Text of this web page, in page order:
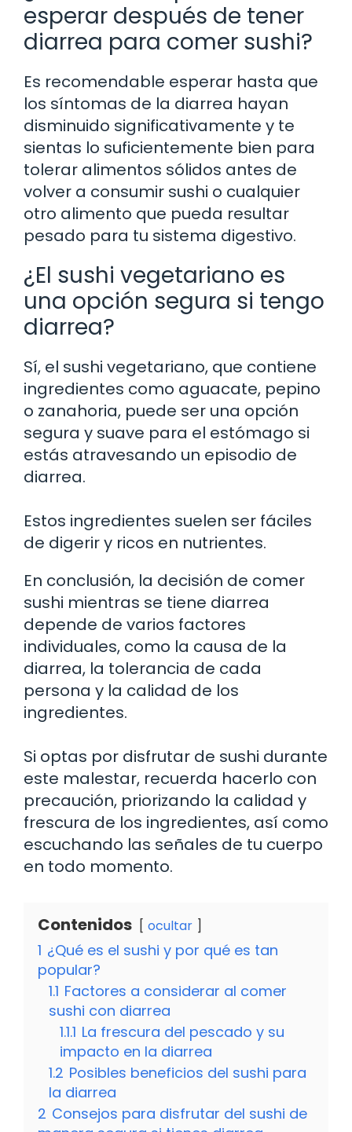
esperar después de tener
diarrea para comer sushi?
Es recomendable esperar hasta que
los síntomas de la diarrea hayan
disminuido significativamente y te
sientas lo suficientemente bien para
tolerar alimentos sólidos antes de
volver a consumir sushi o cualquier
otro alimento que pueda resultar
pesado para tu sistema digestivo.
¿El sushi vegetariano es
una opción segura si tengo
diarrea?
Sí, el sushi vegetariano, que contiene
ingredientes como aguacate, pepino
o zanahoria, puede ser una opción
segura y suave para el estómago si
estás atravesando un episodio de
diarrea.
Estos ingredientes suelen ser fáciles
de digerir y ricos en nutrientes.
En conclusión, la decisión de comer
sushi mientras se tiene diarrea
depende de varios factores
individuales, como la causa de la
diarrea, la tolerancia de cada
persona y la calidad de los
ingredientes.
Si optas por disfrutar de sushi durante
este malestar, recuerda hacerlo con
precaución, priorizando la calidad y
frescura de los ingredientes, así como
escuchando las señales de tu cuerpo
en todo momento.
Contenidos ocultar
1 ¿Qué es el sushi y por qué es tan
popular?
1.1 Factores a considerar al comer
sushi con diarrea
1.1.1 La frescura del pescado y su
impacto en la diarrea
1.2 Posibles beneficios del sushi para
la diarrea
2 Consejos para disfrutar del sushi de